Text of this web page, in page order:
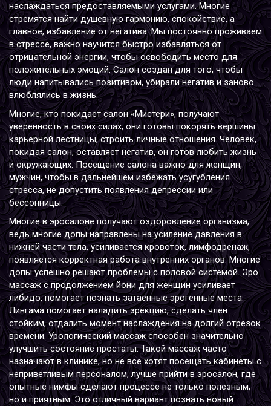
наслаждаться предоставляемыми услугами. Многие
стремятся найти душевную гармонию, спокойствие, а
главное, избавление от негатива. Мы постоянно проживаем
в стрессе, важно научится быстро избавляться от
отрицательной энергии, чтобы освободить место для
положительных эмоций. Салон создан для того, чтобы
люди напитывались позитивом, убирали негатив и заново
влюблялись в жизнь.
Многие, кто покидает салон «Мистери», получают
уверенность в своих силах, они готовы покорять вершины
карьерной лестницы, строить личные отношения. Человек,
покидая салон, оставляет негатив, он готов любить жизнь
и окружающих. Посещение салона важно для женщин,
мужчин, чтобы в дальнейшем избежать усугубления
стресса, не допустить появления депрессии или
бессонницы.
Многие в эросалоне получают оздоровление организма,
ведь многие допы направлены на усиление давления в
нижней части тела, усиливается кровоток, лимфодренаж,
появляется корректная работа внутренних органов. Многие
допы успешно решают проблемы с половой системой. Эро
массаж с продолжением йони для женщин усиливает
либидо, помогает познать затаенные эрогенные места.
Лингама помогает наладить эрекцию, сделать член
стойким, отдалить момент наслаждения на долгий отрезок
времени. Урологический массаж способен значительно
улучшить состояние простаты. Такой массаж часто
назначают в клинике, но не все хотят посещать кабинеты с
неприветливым персоналом, лучше прийти в эросалон, где
опытные нимфы сделают процессе не только полезным,
но и приятным. Это отличный вариант познать новый